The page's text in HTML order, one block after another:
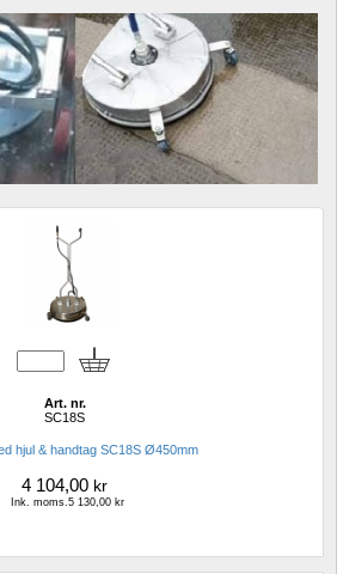
Art. nr.
SC18S
hjul & handtag SC18S Ø450mm
4 104,00 kr
Ink. moms.5 130,00 kr